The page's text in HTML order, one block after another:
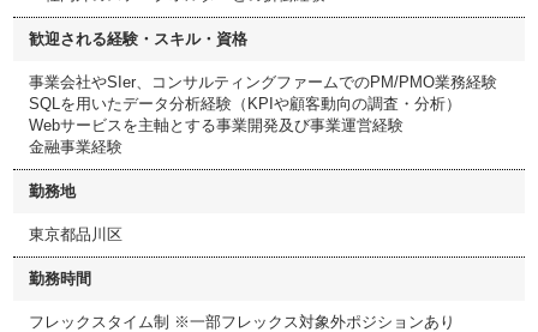
歓迎される経験・スキル・資格
事業会社やSIer、コンサルティングファームでのPM/PMO業務経験
SQLを用いたデータ分析経験（KPIや顧客動向の調査・分析）
Webサービスを主軸とする事業開発及び事業運営経験
金融事業経験
勤務地
東京都品川区
勤務時間
フレックスタイム制 ※一部フレックス対象外ポジションあり